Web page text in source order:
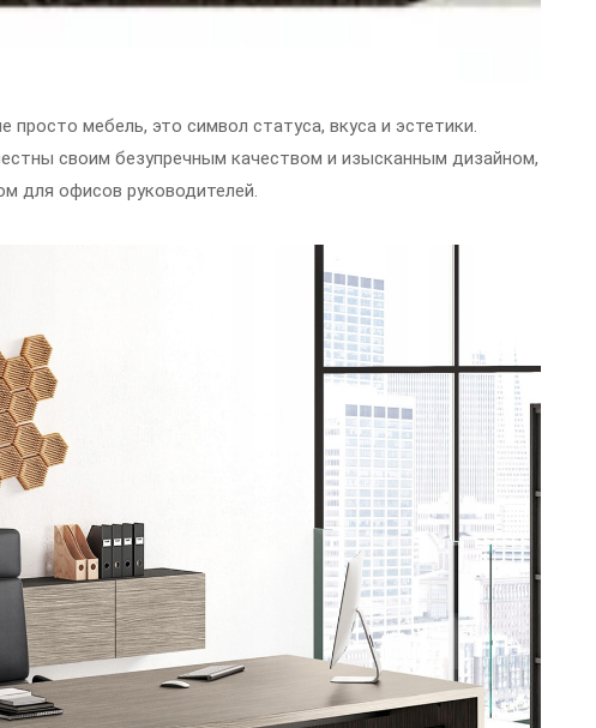
мебель, это символ статуса, вкуса и эстетики.
своим безупречным качеством и изысканным дизайном,
для офисов руководителей.